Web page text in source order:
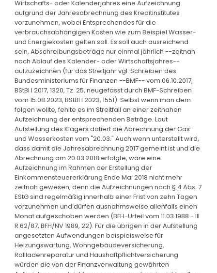
Wirtschafts- oder Kalenderjahres eine Aufzeichnung
aufgrund der Jahresabrechnung des Kreditinstitutes
vorzunehmen, wobei Entsprechendes für die
verbrauchsabhängigen Kosten wie zum Beispiel Wasser-
und Energiekosten gelten soll. Es soll auch ausreichend
sein, Abschreibungsbeträge nur einmal jährlich --zeitnah
nach Ablauf des Kalender- oder Wirtschaftsjahres--
aufzuzeichnen (für das Streitjahr vgl. Schreiben des
Bundesministeriums für Finanzen --BMF-- vom 06.10.2017,
BStBl I 2017, 1320, Tz. 25, neugefasst durch BMF-Schreiben
vom 15.08.2023, BStBl I 2023, 1551). Selbst wenn man dem
folgen wollte, fehlte es im Streitfall an einer zeitnahen
Aufzeichnung der entsprechenden Beträge. Laut
Aufstellung des Klägers datiert die Abrechnung der Gas-
und Wasserkosten vom "20.03." Auch wenn unterstellt wird,
dass damit die Jahresabrechnung 2017 gemeint ist und die
Abrechnung am 20.03.2018 erfolgte, wäre eine
Aufzeichnung im Rahmen der Erstellung der
Einkommensteuererklärung Ende Mai 2018 nicht mehr
zeitnah gewesen, denn die Aufzeichnungen nach § 4 Abs. 7
EStG sind regelmäßig innerhalb einer Frist von zehn Tagen
vorzunehmen und dürfen ausnahmsweise allenfalls einen
Monat aufgeschoben werden (BFH-Urteil vom 11.03.1988 - III
R 62/87, BFH/NV 1989, 22). Für die übrigen in der Aufstellung
angesetzten Aufwendungen beispielsweise für
Heizungswartung, Wohngebäudeversicherung,
Rollladenreparatur und Haushaftpflichtversicherung
würden die von der Finanzverwaltung gewährten